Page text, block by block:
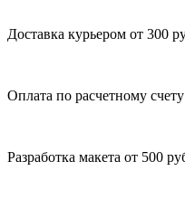
Доставка курьером от 300
Оплата по расчетному
Разработка макета от 500